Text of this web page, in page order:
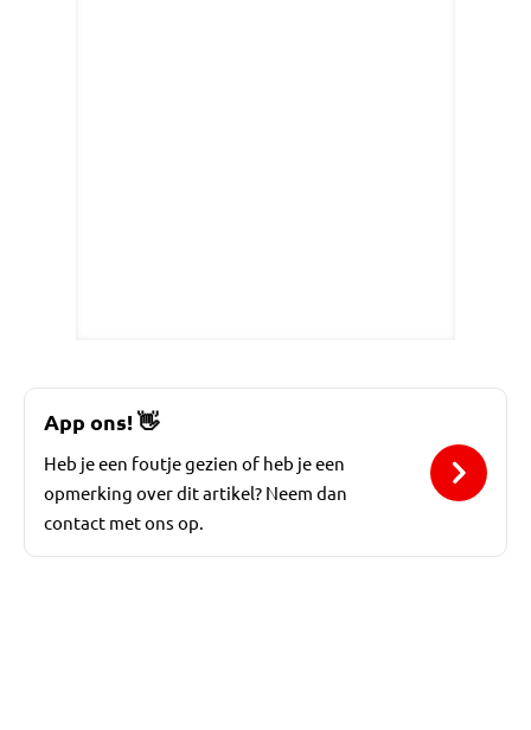
App ons!👋
Heb je een foutje gezien of heb je een
opmerking over dit artikel? Neem dan
contact met ons op.